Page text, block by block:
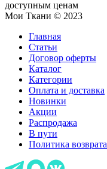
доступным ценам
Мои Ткани © 2023
Главная
Статьи
Договор оферты
Каталог
Категории
Оплата и доставка
Новинки
Акции
Распродажа
В пути
Политика возврата